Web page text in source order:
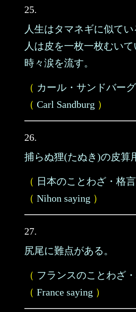
25.
人生はタマネギに似てい
人は皮を一枚一枚むいて
時々涙を流す。
（ カール・サンドバーグ
（ Carl Sandburg ）
26.
捕らぬ狸(たぬき)の皮算
（ 日本のことわざ・格言
（ Nihon saying ）
27.
尻尾に難点がある。
（ フランスのことわざ
（ France saying ）